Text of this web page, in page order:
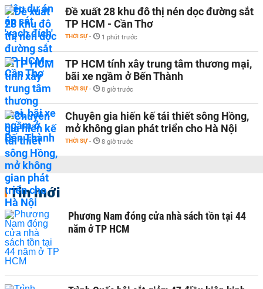
Đề xuất 28 khu đô thị nén dọc đường sắt
TP HCM - Cần Thơ
THỜI SỰ - 1 phút trước
TP HCM tính xây trung tâm thương mại,
bãi xe ngầm ở Bến Thành
THỜI SỰ - 8 giờ trước
Chuyên gia hiến kế tái thiết sông Hồng,
mở không gian phát triển cho Hà Nội
THỜI SỰ - 8 giờ trước
Tin mới
Phương Nam đóng cửa nhà sách tồn tại 44
năm ở TP HCM